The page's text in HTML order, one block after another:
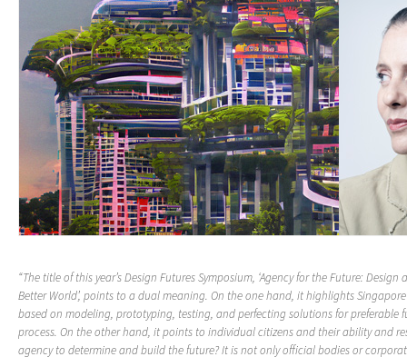
“The title of this year’s Design Futures Symposium, ‘Agency for the Future: Design
Better World’, points to a dual meaning. On the one hand, it highlights
based on modeling, prototyping, testing, and perfecting solutions for preferable
process. On the other hand, it points to individual citizens and their ability and
agency to determine and build the future? It is not only official bodies or